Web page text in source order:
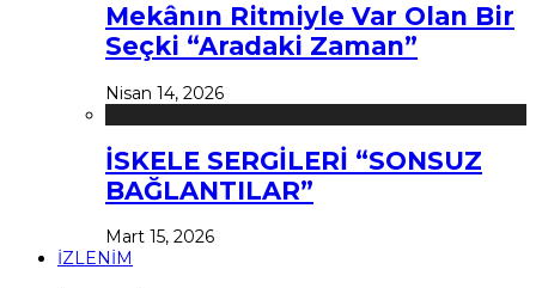
Mekânın Ritmiyle Var Olan Bir
Seçki “Aradaki Zaman”
Nisan 14, 2026
İSKELE SERGİLERİ “SONSUZ
BAĞLANTILAR”
Mart 15, 2026
İZLENİM